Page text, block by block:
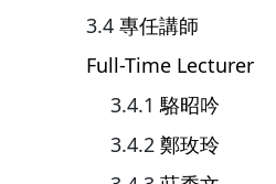
專任講師
Full-Time Lecturer
駱昭吟
鄭玫玲